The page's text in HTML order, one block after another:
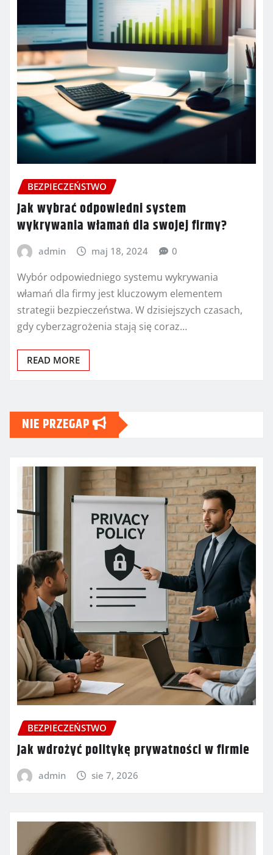
BEZPIECZEŃSTWO
Jak wybrać odpowiedni system
wykrywania włamań dla swojej firmy?
admin maj 18, 2024 0
Wybór odpowiedniego systemu wykrywania
włamań dla firmy jest kluczowym elementem
strategii bezpieczeństwa. W dzisiejszych czasach,
gdy cyberzagrożenia stają się coraz…
READ MORE
NIE PRZEGAP
BEZPIECZEŃSTWO
Jak wdrożyć politykę prywatności w firmie
admin sie 7, 2026